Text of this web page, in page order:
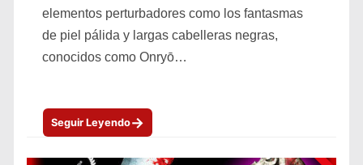
elementos perturbadores como los fantasmas
de piel pálida y largas cabelleras negras,
conocidos como Onryō…
Seguir Leyendo→